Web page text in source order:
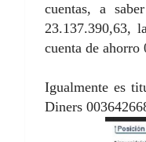
cuentas, a
23.137.390,63,
cuenta de ahorro
Igualmente es
Diners